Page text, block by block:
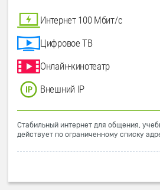
Интернет 100 Мбит/с
Цифровое ТВ
Онлайн-кинотеатр
Внешний IP
Стабильный интернет для общения,
действует по ограниченному списку